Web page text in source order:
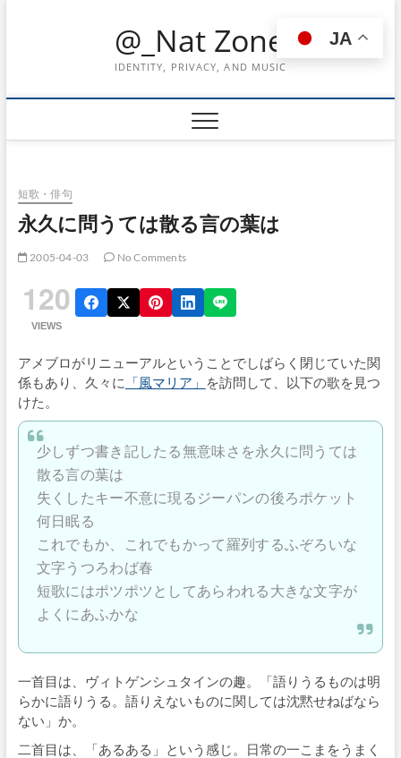
@_Nat Zone
IDENTITY, PRIVACY, AND MUSIC
短歌・俳句
永久に問うては散る言の葉は
2005-04-03 No Comments
120
VIEWS
アメブロがリニューアルということでしばらく閉じていた関
係もあり、久々に 「風マリア」
を訪問して、以下の歌を見つ
けた。
少しずつ書き記したる無意味さを永久に問うては
散る言の葉は
失くしたキー不意に現るジーパンの後ろポケット
何日眠る
これでもか、これでもかって羅列するふぞろいな
文字うつろわば春
短歌にはポツポツとしてあらわれる大きな文字が
よくにあふかな
一首目は、ヴィトゲンシュタインの趣。「語りうるものは明
らかに語りうる。語りえないものに関しては沈黙せねばなら
ない」か。
二首目は、「あるある」という感じ。日常の一こまをうまく
JA